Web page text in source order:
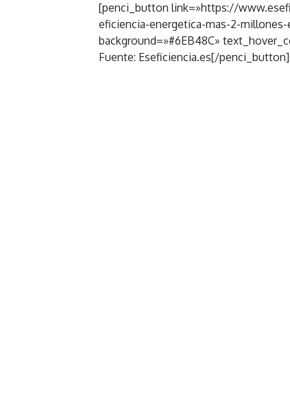
[penci_button link=»https://
eficiencia-energetica-mas-2-
background=»#6EB48C»
Fuente: Eseficiencia.es[/penci_button]